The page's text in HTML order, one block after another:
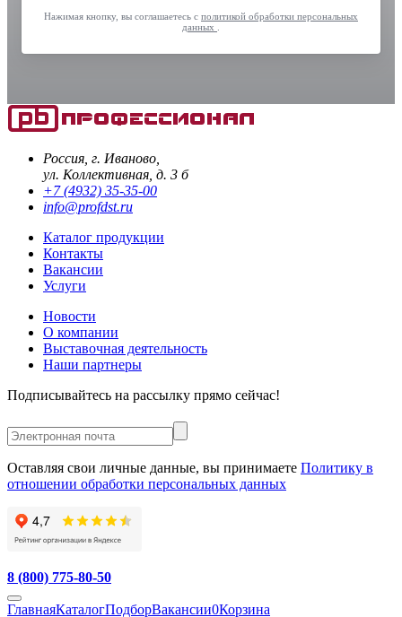
Нажимая кнопку, вы соглашаетесь с политикой обработки персональных
данных
Россия, г. Иваново,
ул. Коллективная, д. 3 б
+7 (4932) 35-35-00
info@profdst.ru
Каталог продукции
Контакты
Вакансии
Услуги
Новости
О компании
Выставочная деятельность
Наши партнеры
Подписывайтесь на рассылку прямо сейчас!
Оставляя свои личные данные, вы принимаете Политику в
отношении обработки персональных данных
8 (800) 775-80-50
ГлавнаяКаталогПодборВакансии0Корзина